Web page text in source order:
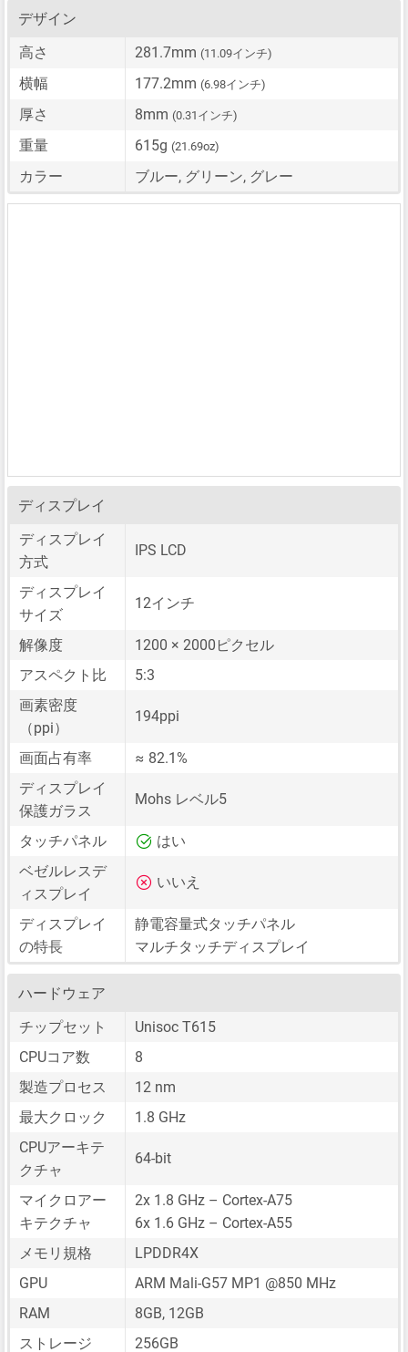
デザイン
高さ
281.7mm (11.09インチ)
横幅 177.2mm (6.98インチ)
厚さ 8mm (0.31インチ)
重量 615g (21.69oz)
カラー ブルー, グリーン, グレー
ディスプレイ
ディスプレイ
方式
IPS LCD
ディスプレイ
サイズ
12インチ
解像度
1200 × 2000ピクセル
アスペクト比
5:3
画素密度
（ppi）
194ppi
画面占有率
≈ 82.1%
ディスプレイ
保護ガラス
Mohs レベル5
タッチパネル
はい
ベゼルレスデ
ィスプレイ
いいえ
ディスプレイ
の特長
静電容量式タッチパネル
マルチタッチディスプレイ
ハードウェア
チップセット
Unisoc T615
CPUコア数
8
製造プロセス
12 nm
最大クロック
1.8 GHz
CPUアーキテ
クチャ
64-bit
マイクロアー
キテクチャ
2x 1.8 GHz – Cortex-A75
6x 1.6 GHz – Cortex-A55
メモリ規格
LPDDR4X
GPU
ARM Mali-G57 MP1 @850 MHz
RAM
8GB, 12GB
ストレージ
256GB